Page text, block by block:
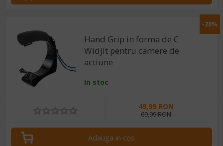
-28%
Hand Grip in forma de C
Widjit pentru camere de
actiune
In stoc
49,99 RON
69,99 RON
Adauga in cos